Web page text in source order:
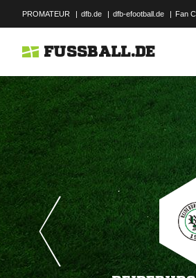
PROMATEUR | dfb.de | dfb-efootball.de | Fan
FUSSBALL.DE